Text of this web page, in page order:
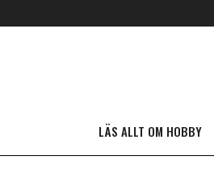
LÄS ALLT OM HOBBY